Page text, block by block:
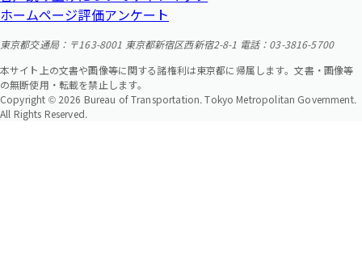
ホームページ評価アンケート
東京都交通局：〒163-8001 東京都新宿区西新宿2-8-1 電話：03-3816-5700
本サイト上の文書や画像等に関する諸権利は東京都に帰属します。文書・画像等
の無断使用・転載を禁止します。
Copyright © 2026 Bureau of Transportation. Tokyo Metropolitan Government.
All Rights Reserved.